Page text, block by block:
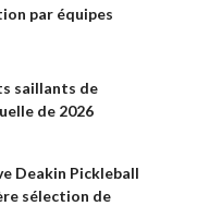
par équipes
saillants de
de 2026
Deakin Pickleball
sélection de